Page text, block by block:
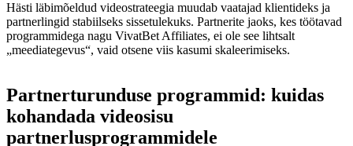
Hästi läbimõeldud videostrateegia muudab vaatajad klientideks ja
partnerlingid stabiilseks sissetulekuks. Partnerite jaoks, kes töötavad
programmidega nagu VivatBet Affiliates, ei ole see lihtsalt
„meediategevus“, vaid otsene viis kasumi skaleerimiseks.
Partnerturunduse programmid: kuidas
kohandada videosisu
partnerlusprogrammidele